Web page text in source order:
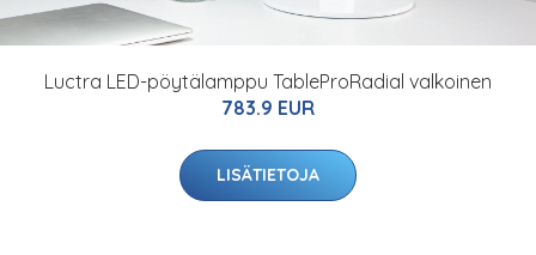
Luctra LED-pöytälamppu TableProRadial valkoinen
783.9 EUR
LISÄTIETOJA